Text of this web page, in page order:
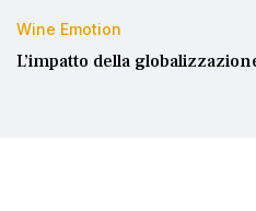
Wine Emotion
L’impatto della